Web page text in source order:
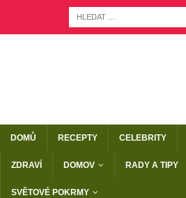
DOMŮ RECEPTY CELEBRITY
ZDRAVÍ DOMOV RADY A TIPY
SVĚTOVÉ POKRMY